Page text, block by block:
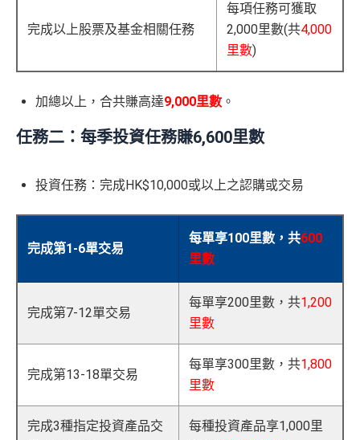
完成以上股票及基金相關任務
每項任務可獲取
2,000里數(共4,000
里數)
加總以上，合共賺高達9,000里數 。
任務二：每季投資任務賺6,600里數
投資任務：完成HK$10,000或以上之認購或交易
完成第1-6單交易
每單享100里數，共600
里數
完成第7-12單交易
每單享200里數，共1,200
里數
完成第13-18單交易
每單享300里數，共1,800
里數
完成3種指定投資產品交
每種投資產品享1,000里